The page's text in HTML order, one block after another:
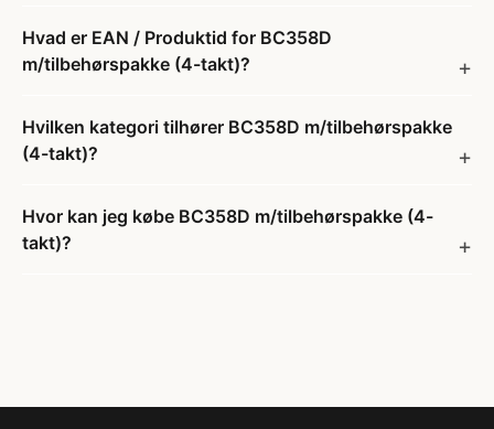
Hvad er EAN / Produktid for BC358D
m/tilbehørspakke (4-takt)?
Hvilken kategori tilhører BC358D m/tilbehørspakke
(4-takt)?
Hvor kan jeg købe BC358D m/tilbehørspakke (4-
takt)?